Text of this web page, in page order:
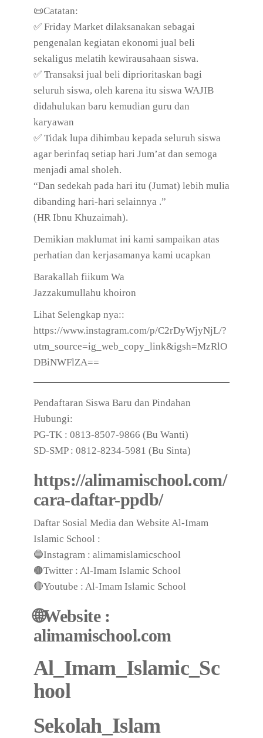
📜Catatan:
✅ Friday Market dilaksanakan sebagai
pengenalan kegiatan ekonomi jual beli
sekaligus melatih kewirausahaan siswa.
✅ Transaksi jual beli diprioritaskan bagi
seluruh siswa, oleh karena itu siswa WAJIB
didahulukan baru kemudian guru dan
karyawan
✅ Tidak lupa dihimbau kepada seluruh siswa
agar berinfaq setiap hari Jum’at dan semoga
menjadi amal sholeh.
“Dan sedekah pada hari itu (Jumat) lebih mulia
dibanding hari-hari selainnya .”
(HR Ibnu Khuzaimah).
Demikian maklumat ini kami sampaikan atas
perhatian dan kerjasamanya kami ucapkan
Barakallah fiikum Wa
Jazzakumullahu khoiron
Lihat Selengkap nya::
https://www.instagram.com/p/C2rDyWjyNjL/?
utm_source=ig_web_copy_link&igsh=MzRlO
DBiNWFlZA==
Pendaftaran Siswa Baru dan Pindahan
Hubungi:
PG-TK : 0813-8507-9866 (Bu Wanti)
SD-SMP : 0812-8234-5981 (Bu Sinta)
https://alimamischool.com/
cara-daftar-ppdb/
Daftar Sosial Media dan Website Al-Imam
Islamic School :
🔵Instagram : alimamislamicschool
🟤Twitter : Al-Imam Islamic School
🔴Youtube : Al-Imam Islamic School
🌐Website :
alimamischool.com
Al_Imam_Islamic_Sc
hool
Sekolah_Islam